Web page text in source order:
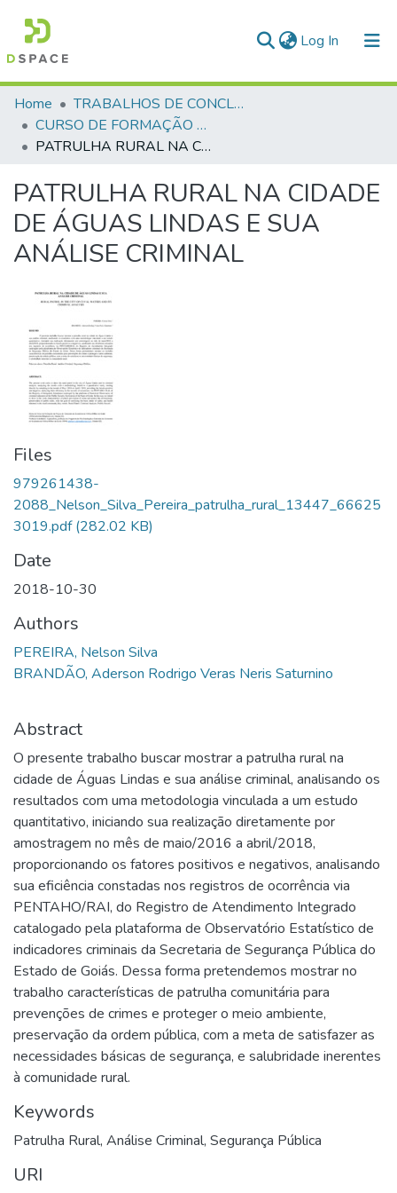
Log In (current)
Communities & Collections
All of DSpace
Home
TRABALHOS DE CONCLUSÃO DE CURSO - CFP (CURSO DE FORMAÇÃO DE PRAÇAS)
CURSO DE FORMAÇÃO DE PRAÇAS - CFP - 2018
PATRULHA RURAL NA CIDADE DE ÁGUAS LINDAS E SUA ANÁLISE CRIMINAL
PATRULHA RURAL NA CIDADE
DE ÁGUAS LINDAS E SUA
ANÁLISE CRIMINAL
Files
979261438-
2088_Nelson_Silva_Pereira_patrulha_rural_13447_66625
3019.pdf(282.02 KB)
Date
2018-10-30
Authors
PEREIRA, Nelson Silva
BRANDÃO, Aderson Rodrigo Veras Neris Saturnino
Abstract
O presente trabalho buscar mostrar a patrulha rural na
cidade de Águas Lindas e sua análise criminal, analisando os
resultados com uma metodologia vinculada a um estudo
quantitativo, iniciando sua realização diretamente por
amostragem no mês de maio/2016 a abril/2018,
proporcionando os fatores positivos e negativos, analisando
sua eficiência constadas nos registros de ocorrência via
PENTAHO/RAI, do Registro de Atendimento Integrado
catalogado pela plataforma de Observatório Estatístico de
indicadores criminais da Secretaria de Segurança Pública do
Estado de Goiás. Dessa forma pretendemos mostrar no
trabalho características de patrulha comunitária para
prevenções de crimes e proteger o meio ambiente,
preservação da ordem pública, com a meta de satisfazer as
necessidades básicas de segurança, e salubridade inerentes
à comunidade rural.
Keywords
Patrulha Rural, Análise Criminal, Segurança Pública
URI